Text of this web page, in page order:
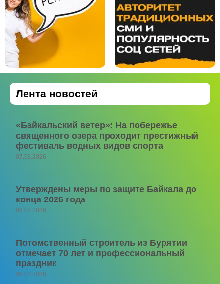
Лента новостей
«Байкальский ветер»: На побережье
священного озера проходит престижный
фестиваль водных видов спорта
07.08.2026
Утверждены меры по защите Байкала до
конца 2026 года
06.08.2026
Потомственный строитель из Бурятии
отмечает 70 лет и профессиональный
праздник
06.08.2026